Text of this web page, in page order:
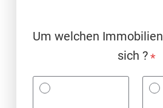
Um welchen
sich ?*